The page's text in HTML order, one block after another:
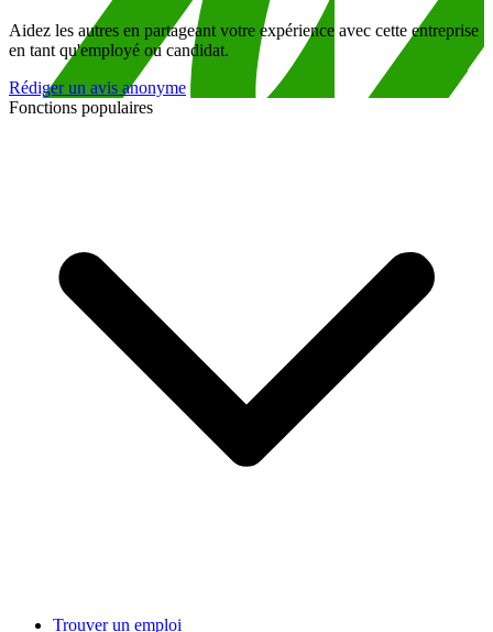
Aidez les autres en partageant votre expérience avec cette entreprise
en tant qu'employé ou candidat.
Rédiger un avis anonyme
Fonctions populaires
Trouver un emploi